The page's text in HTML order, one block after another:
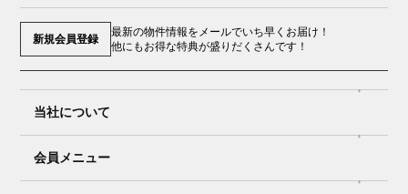
新規会員登録
最新の物件情報をメールでいち早くお届け！
他にもお得な特典が盛りだくさんです！
当社について
会員メニュー